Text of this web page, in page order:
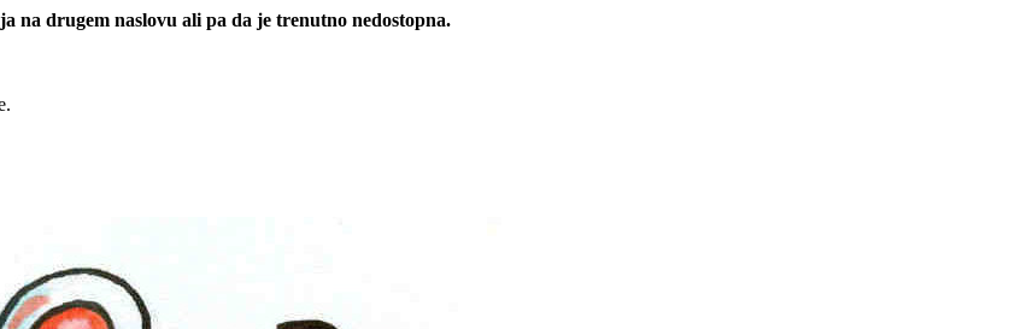
na drugem naslovu ali pa da je trenutno nedostopna.